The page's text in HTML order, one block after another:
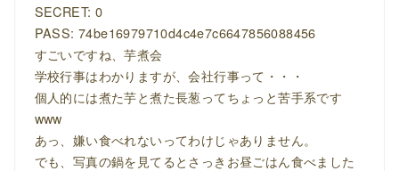
SECRET: 0
PASS: 74be16979710d4c4e7c6647856088456
すごいですね、芋煮会
学校行事はわかりますが、会社行事って・・・
個人的には煮た芋と煮た長葱ってちょっと苦手系です
www
あっ、嫌い食べれないってわけじゃありません。
でも、写真の鍋を見てるとさっきお昼ごはん食べました